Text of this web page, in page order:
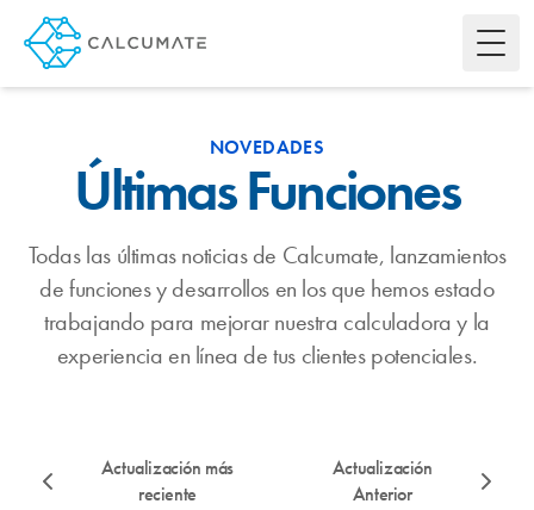
NOVEDADES
Últimas Funciones
Todas las últimas noticias de Calcumate, lanzamientos
de funciones y desarrollos en los que hemos estado
trabajando para mejorar nuestra calculadora y la
experiencia en línea de tus clientes potenciales.
Actualización más
reciente
Actualización
Anterior